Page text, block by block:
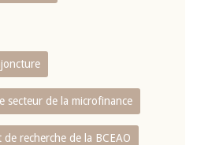
secteur de la microfinance
de recherche de la BCEAO